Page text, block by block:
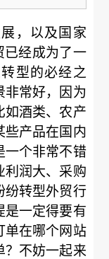
，以及国家
已经成为了一
型的必经之
非常好，因为
如酒类、农产
些产品在国内
一个非常不错
利润大、采购
纷转型外贸行
是一定得要有
单在哪个网站
？不妨一起来